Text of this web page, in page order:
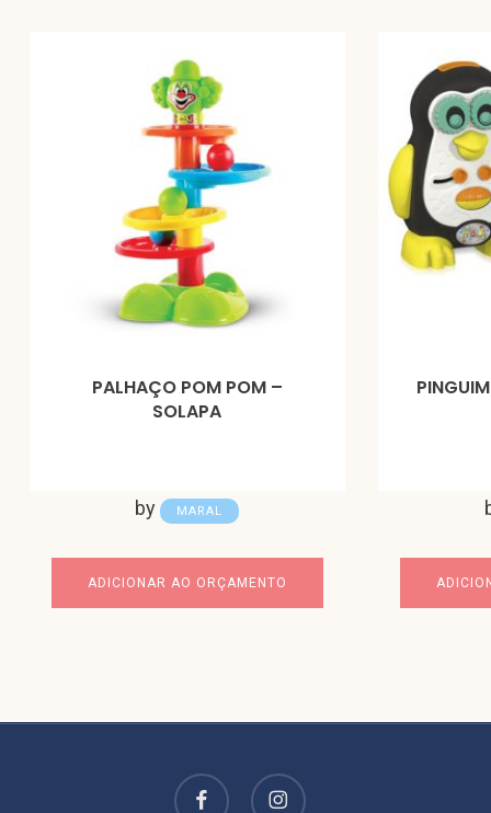
PALHAÇO POM POM –
SOLAPA
by MARAL
ADICIONAR AO ORÇAMENTO
facebook instagram